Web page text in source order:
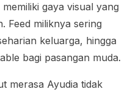
gaya visual yang
Feed miliknya sering
keluarga, hingga
bagi pasangan muda.
merasa Ayudia tidak